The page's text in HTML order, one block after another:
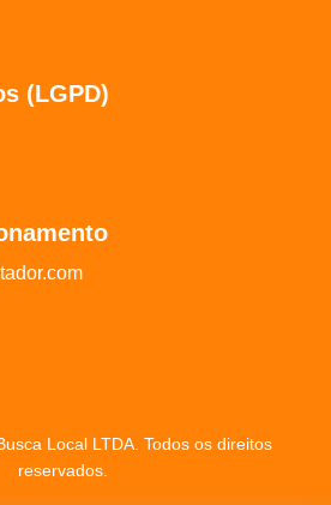
(LGPD)
Local LTDA. Todos os direitos
reservados.